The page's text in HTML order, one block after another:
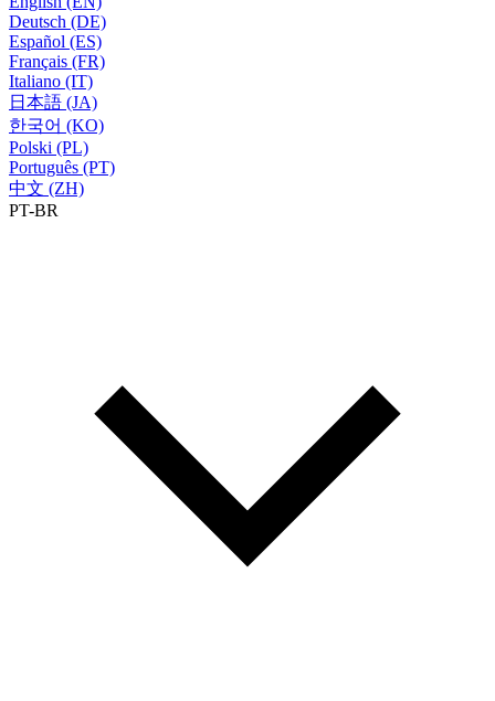
Deutsch (DE)
Español (ES)
Français (FR)
Italiano (IT)
日本語 (JA)
한국어 (KO)
Polski (PL)
Português (PT)
中文 (ZH)
PT-BR